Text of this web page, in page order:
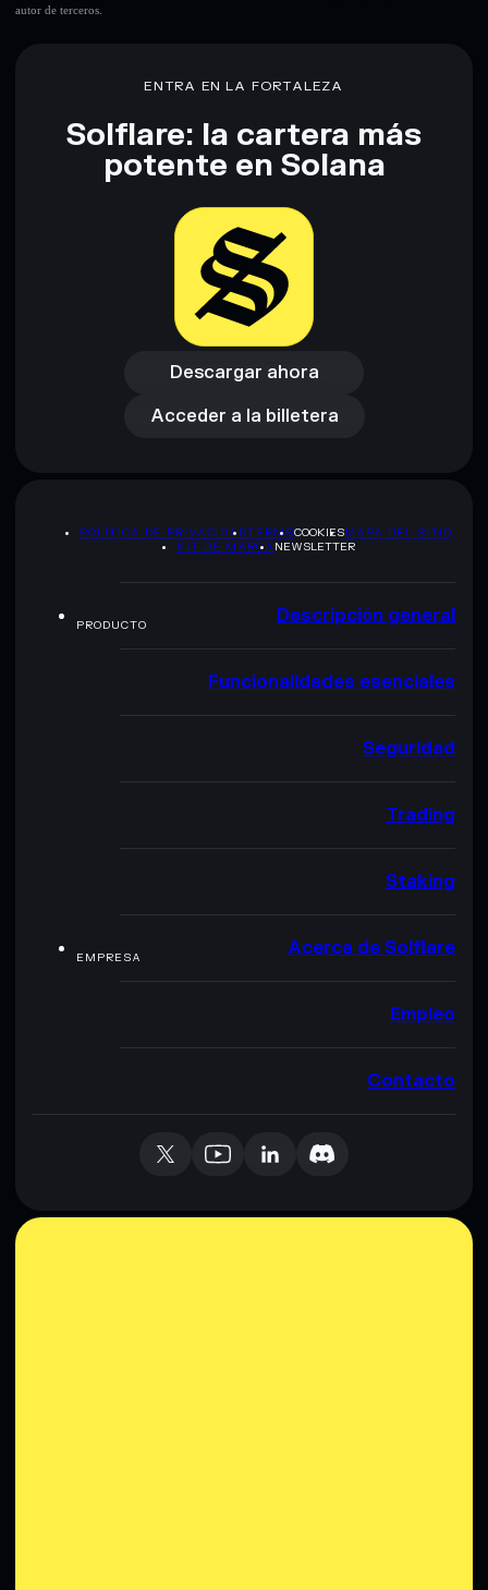
autor de terceros.
ENTRA EN LA FORTALEZA
Solflare: la cartera más
potente en Solana
Descargar ahora
Descargar ahora
Acceder a la billetera
Acceder a la billetera
POLÍTICA DE PRIVACIDADTERMSCOOKIESMAPA DEL SITIO
KIT DE MARCA NEWSLETTER
PRODUCTO Descripción general
Funcionalidades esenciales
Seguridad
Trading
Staking
EMPRESA Acerca de Solflare
Empleo
Contacto